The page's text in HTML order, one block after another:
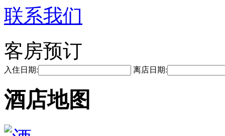
联系我们
客房预订
入住日期: 离店日期:
酒店地图